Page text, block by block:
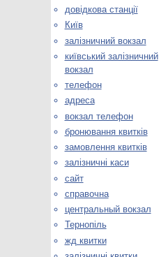
довідкова станції
Київ
залізничний вокзал
київський залізничний
вокзал
телефон
адреса
вокзал телефон
бронювання квитків
замовлення квитків
залізничні каси
сайт
справочна
центральный вокзал
Тернопіль
жд квитки